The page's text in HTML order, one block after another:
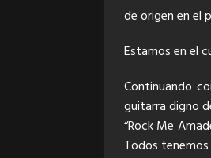
de origen en el
Estamos en el
Continuando
guitarra digno
“Rock Me
Todos